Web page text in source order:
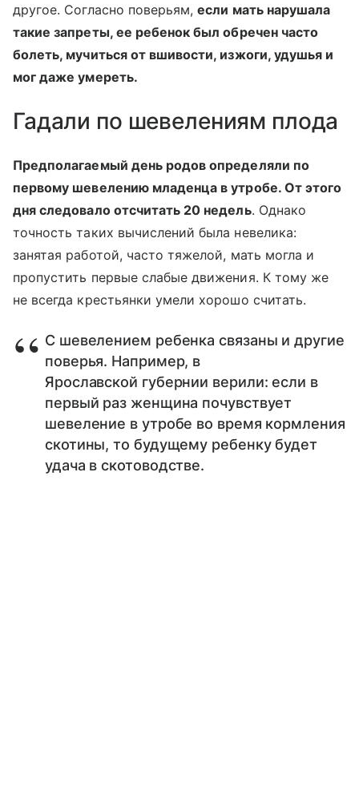
другое. Согласно поверьям,если мать нарушала
такие запреты, ее ребенок был обречен часто
болеть, мучиться от вшивости, изжоги, удушья и
мог даже умереть.
Гадали по шевелениям плода
Предполагаемый день родов определяли по
первому шевелению младенца в утробе. От этого
дня следовало отсчитать 20 недель. Однако
точность таких вычислений была невелика:
занятая работой, часто тяжелой, мать могла и
пропустить первые слабые движения. К тому же
не всегда крестьянки умели хорошо считать.
С шевелением ребенка связаны и другие
поверья. Например, в
Ярославской губернии верили: если в
первый раз женщина почувствует
шевеление в утробе во время кормления
скотины, то будущему ребенку будет
удача в скотоводстве.